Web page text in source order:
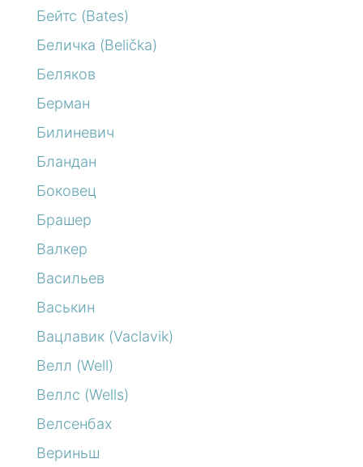
Бейтс (Bates)
Беличка (Belička)
Беляков
Берман
Билиневич
Бландан
Боковец
Брашер
Валкер
Васильев
Васькин
Вацлавик (Vaclavik)
Велл (Well)
Веллс (Wells)
Велсенбах
Вериньш